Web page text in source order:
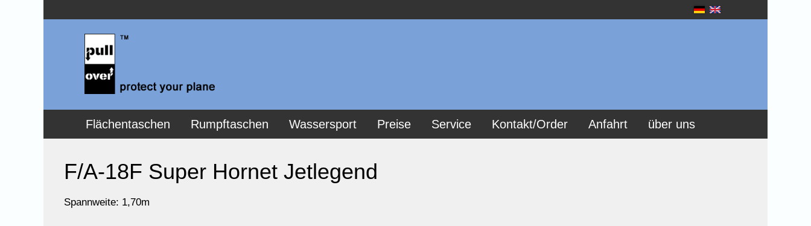
Flächentaschen Rumpftaschen Wassersport Preise Service Kontakt/Order Anfahrt über uns
F/A-18F Super Hornet Jetlegend
Spannweite: 1,70m